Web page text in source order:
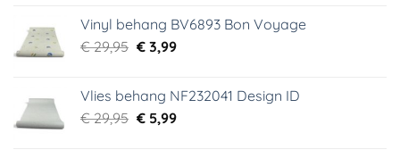
€ 44,95.€ 6,99.
Vinyl behang BV6893 Bon Voyage
€29,95 Oorspronkelijke
€ 29,95.
€3,99Huidige
€ 3,99.
Vlies behang NF232041 Design ID
€29,95 Oorspronkelijke
€5,99Huidige